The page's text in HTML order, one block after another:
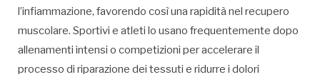
l’infiammazione, favorendo così una rapidità nel recupero
muscolare. Sportivi e atleti lo usano frequentemente dopo
allenamenti intensi o competizioni per accelerare il
processo di riparazione dei tessuti e ridurre i dolori